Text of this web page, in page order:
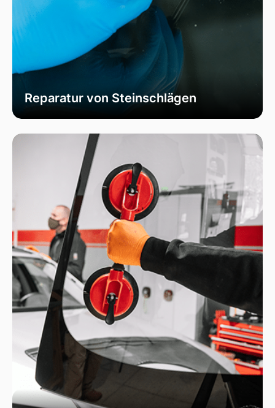
Reparatur von Steinschlägen
Sicherheit Ihrer Fahrzeugscheibe zu
gewährleisten. Vermeiden Sie größere Risse und
Schäden durch unser spezialisiertes Verfahren,
das die Integrität Ihrer Scheibe effektiv
wiederherstellt.